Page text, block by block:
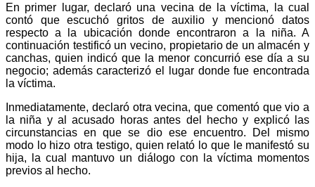
En primer lugar, declaró una vecina de la víctima, la cual
contó que escuchó gritos de auxilio y mencionó datos
respecto a la ubicación donde encontraron a la niña. A
continuación testificó un vecino, propietario de un almacén y
canchas, quien indicó que la menor concurrió ese día a su
negocio; además caracterizó el lugar donde fue encontrada
la víctima.
Inmediatamente, declaró otra vecina, que comentó que vio a
la niña y al acusado horas antes del hecho y explicó las
circunstancias en que se dio ese encuentro. Del mismo
modo lo hizo otra testigo, quien relató lo que le manifestó su
hija, la cual mantuvo un diálogo con la víctima momentos
previos al hecho.